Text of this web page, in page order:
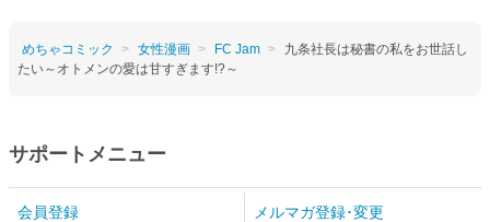
めちゃコミック 女性漫画 FC Jam
九条社長は秘書の私をお世話し
たい～オトメンの愛は甘すぎます!?～
サポートメニュー
会員登録 メルマガ登録･変更